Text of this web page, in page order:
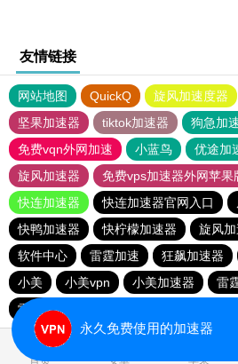
友情链接
网站地图 QuickQ 旋风加速度器
坚果加速器
tiktok加速器
狗急加
免费vqn外网加速
小蓝鸟 优途加
旋风加速器
免费vps加速器外网苹果
快连加速器
快连加速器官网入口
快鸭加速器
快柠檬加速器 旋风
软件中心
雷霆加速 狂飙加速器
小美
小美vpn 小美加速器 雷
雷霆加速版ins
首页 安卓 苹果
永久免费使用的加速器